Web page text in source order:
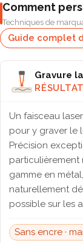
Comment
Techniques de
Guide complet
Gravure
Un faisceau
pour y graver le
Précision
particulièrement
gamme en
naturellement
possible sur les
Sans encre ·